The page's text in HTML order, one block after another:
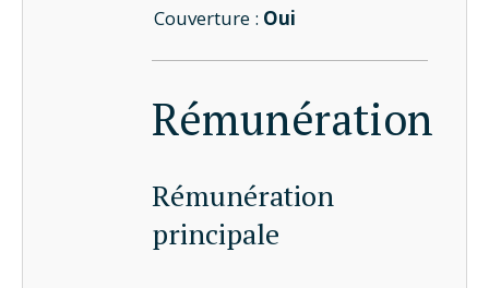
Couverture : Oui
Rémunération
Rémunération
principale